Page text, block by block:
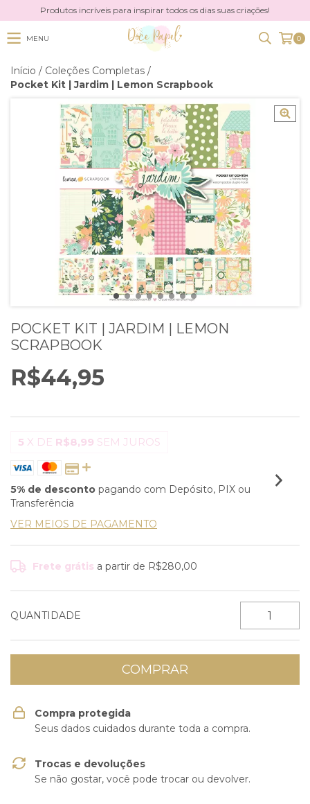
Produtos incríveis para inspirar todos os dias suas criações!
MENU 0
Início / Coleções Completas /
Pocket Kit | Jardim | Lemon Scrapbook
POCKET KIT | JARDIM | LEMON
SCRAPBOOK
R$44,95
5 X DE R$8,99 SEM JUROS
5% de desconto pagando com Depósito, PIX ou
Transferência
VER MEIOS DE PAGAMENTO
Frete grátis a partir de R$280,00
QUANTIDADE
Compra protegida
Seus dados cuidados durante toda a compra.
Trocas e devoluções
Se não gostar, você pode trocar ou devolver.